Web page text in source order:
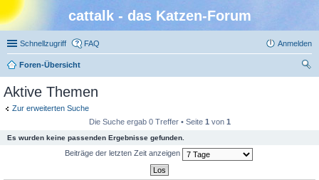
cattalk - das Katzen-Forum
Schnellzugriff FAQ Anmelden
Foren-Übersicht
Aktive Themen
Zur erweiterten Suche
Die Suche ergab 0 Treffer • Seite 1 von 1
Es wurden keine passenden Ergebnisse gefunden.
Beiträge der letzten Zeit anzeigen